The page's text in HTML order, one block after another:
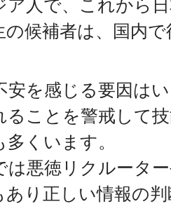
ア人で、これから
候補者は、国内
安を感じる要因は
ることを警戒して
くいます。
は悪徳リクルータ
あり正しい情報の